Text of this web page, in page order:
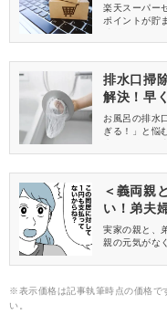
楽天スーパー
ポイントが貯
スーパーセー
をチェックし
排水口掃
解決！早
お風呂の排水
ぎる！」と悩
いお風呂の排
＜義両親
い！弟夫
実家の親と、
親の元気がな
※表示価格は記事執筆時点の価格で
い。